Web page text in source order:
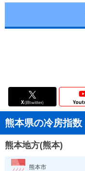
熊本県の冷房指数
熊本地方(熊本)
熊本市